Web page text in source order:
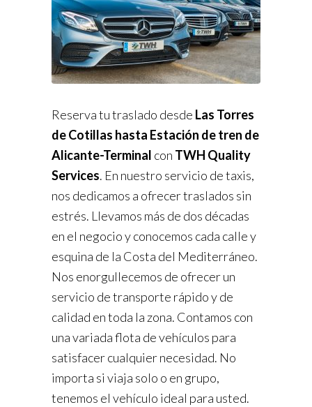
Reserva tu traslado desde Las Torres
de Cotillas hasta Estación de tren de
Alicante-Terminal con TWH Quality
Services. En nuestro servicio de taxis,
nos dedicamos a ofrecer traslados sin
estrés. Llevamos más de dos décadas
en el negocio y conocemos cada calle y
esquina de la Costa del Mediterráneo.
Nos enorgullecemos de ofrecer un
servicio de transporte rápido y de
calidad en toda la zona. Contamos con
una variada flota de vehículos para
satisfacer cualquier necesidad. No
importa si viaja solo o en grupo,
tenemos el vehículo ideal para usted.